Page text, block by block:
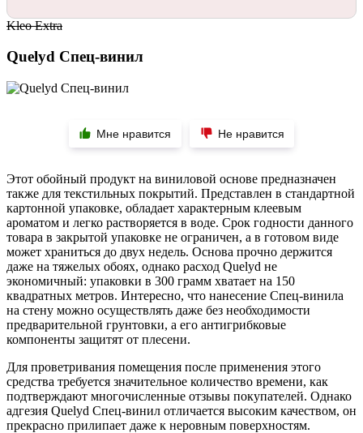
Kleo Extra
Quelyd Спец-винил
Мне нравится Не нравится
Этот обойный продукт на виниловой основе предназначен
также для текстильных покрытий. Представлен в стандартной
картонной упаковке, обладает характерным клеевым
ароматом и легко растворяется в воде. Срок годности данного
товара в закрытой упаковке не ограничен, а в готовом виде
может храниться до двух недель. Основа прочно держится
даже на тяжелых обоях, однако расход Quelyd не
экономичный: упаковки в 300 грамм хватает на 150
квадратных метров. Интересно, что нанесение Спец-винила
на стену можно осуществлять даже без необходимости
предварительной грунтовки, а его антигрибковые
компоненты защитят от плесени.
Для проветривания помещения после применения этого
средства требуется значительное количество времени, как
подтверждают многочисленные отзывы покупателей. Однако
адгезия Quelyd Спец-винил отличается высоким качеством, он
прекрасно прилипает даже к неровным поверхностям.